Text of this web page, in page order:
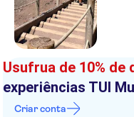
Hotel Verdeborgo
Paradiso Garden
Furore Grand
Discover Roma
Usufrua de 10% de
experiências TUI
Criar conta